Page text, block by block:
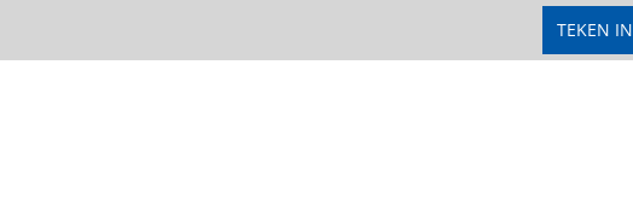
TEKEN IN